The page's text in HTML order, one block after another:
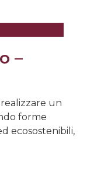
–
un
forme
ecosostenibili,